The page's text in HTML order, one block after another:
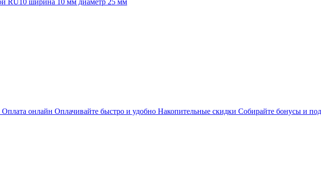
Оплата онлайн Оплачивайте быстро и удобно Накопительные скидки Собирайте бонусы и